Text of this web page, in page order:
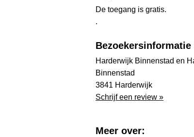
De toegang is gratis.
.
Bezoekersinformatie
Harderwijk Binnenstad en
Binnenstad
3841 Harderwijk
Schrijf een review »
Meer over: